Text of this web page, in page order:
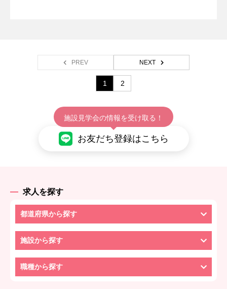
PREV NEXT
1 2
施設見学会の情報を受け取る！
お友だち登録はこちら
求人を探す
都道府県から探す
施設から探す
職種から探す